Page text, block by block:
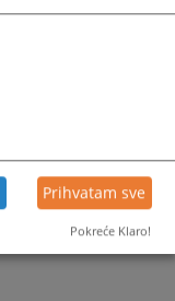
Prihvatam sve
Pokreće Klaro!